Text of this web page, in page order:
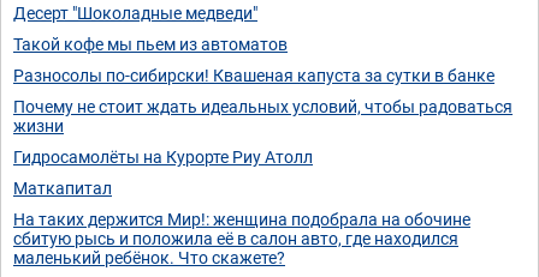
Десерт "Шоколадные медведи"
Такой кофе мы пьем из автоматов
Разносолы по-сибирски! Квашеная капуста за сутки в банке
Почему не стоит ждать идеальных условий, чтобы радоваться
жизни
Гидросамолёты на Курорте Риу Атолл
Маткапитал
На таких держится Мир!: женщина подобрала на обочине
сбитую рысь и положила её в салон авто, где находился
маленький ребёнок. Что скажете?